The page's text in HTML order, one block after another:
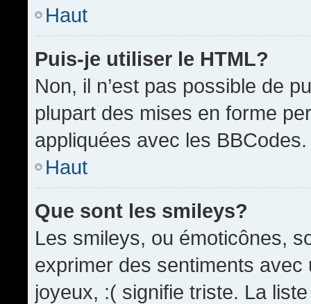
Haut
Puis-je utiliser le HTML?
Non, il n’est pas possible de
plupart des mises en forme
appliquées avec les BBCodes.
Haut
Que sont les smileys?
Les smileys, ou émoticônes,
exprimer des sentiments
joyeux, :( signifie triste. La